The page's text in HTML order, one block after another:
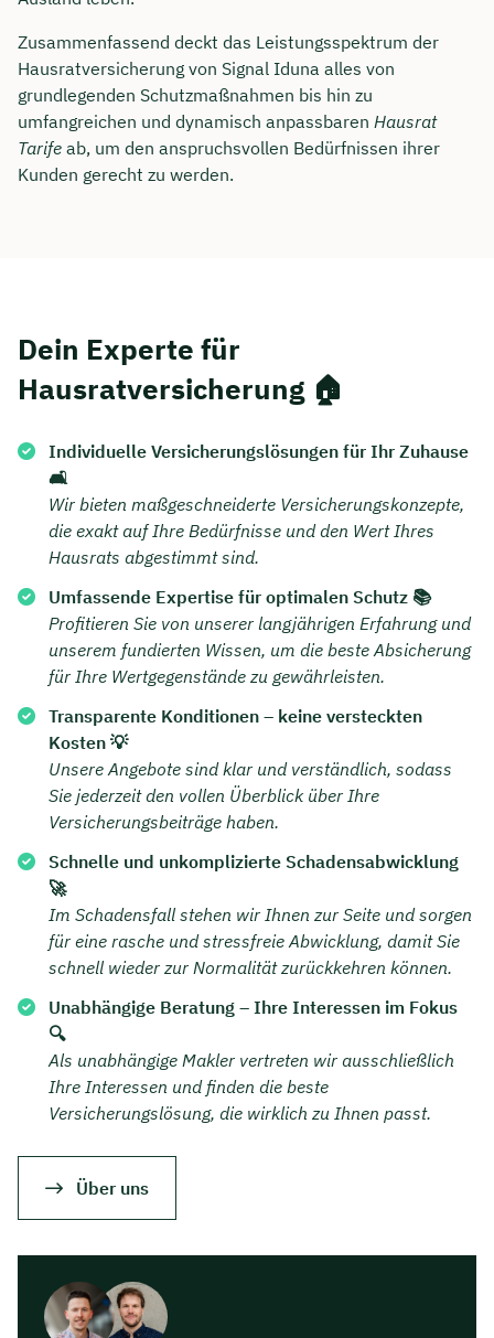
Zusammenfassend deckt das Leistungsspektrum der
Hausratversicherung von Signal Iduna alles von
grundlegenden Schutzmaßnahmen bis hin zu
umfangreichen und dynamisch anpassbaren Hausrat
Tarife ab, um den anspruchsvollen Bedürfnissen ihrer
Kunden gerecht zu werden.
Dein Experte für
Hausratversicherung 🏠
Individuelle Versicherungslösungen für Ihr Zuhause
🛋️
Wir bieten maßgeschneiderte Versicherungskonzepte,
die exakt auf Ihre Bedürfnisse und den Wert Ihres
Hausrats abgestimmt sind.
Umfassende Expertise für optimalen Schutz 📚
Profitieren Sie von unserer langjährigen Erfahrung und
unserem fundierten Wissen, um die beste Absicherung
für Ihre Wertgegenstände zu gewährleisten.
Transparente Konditionen – keine versteckten
Kosten 💡
Unsere Angebote sind klar und verständlich, sodass
Sie jederzeit den vollen Überblick über Ihre
Versicherungsbeiträge haben.
Schnelle und unkomplizierte Schadensabwicklung
🚀
Im Schadensfall stehen wir Ihnen zur Seite und sorgen
für eine rasche und stressfreie Abwicklung, damit Sie
schnell wieder zur Normalität zurückkehren können.
Unabhängige Beratung – Ihre Interessen im Fokus
🔍
Als unabhängige Makler vertreten wir ausschließlich
Ihre Interessen und finden die beste
Versicherungslösung, die wirklich zu Ihnen passt.
Über uns
Dauer: ca. 30 Minuten
Kostenfrei & unverbindlich
🗓️ Wählen Sie jetzt Ihren Wunschtermin: